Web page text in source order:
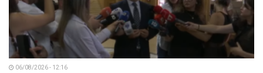
06/08/2026 - 12:16